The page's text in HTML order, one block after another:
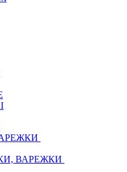
ВАРЕЖКИ